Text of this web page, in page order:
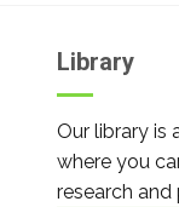
Library
Our library is
where you
research and